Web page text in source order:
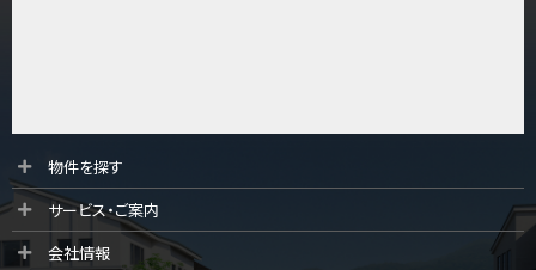
第10位
4,190万円
桜ヶ丘駅
物件を探す
サービス・ご案内
会社情報